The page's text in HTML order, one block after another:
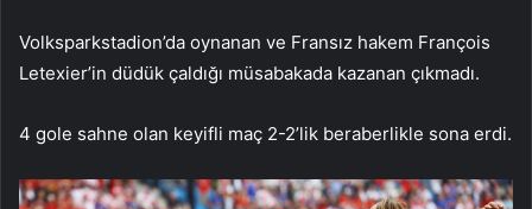
Volksparkstadion’da oynanan ve Fransız hakem François
Letexier’in düdük çaldığı müsabakada kazanan çıkmadı.
4 gole sahne olan keyifli maç 2-2’lik beraberlikle sona erdi.